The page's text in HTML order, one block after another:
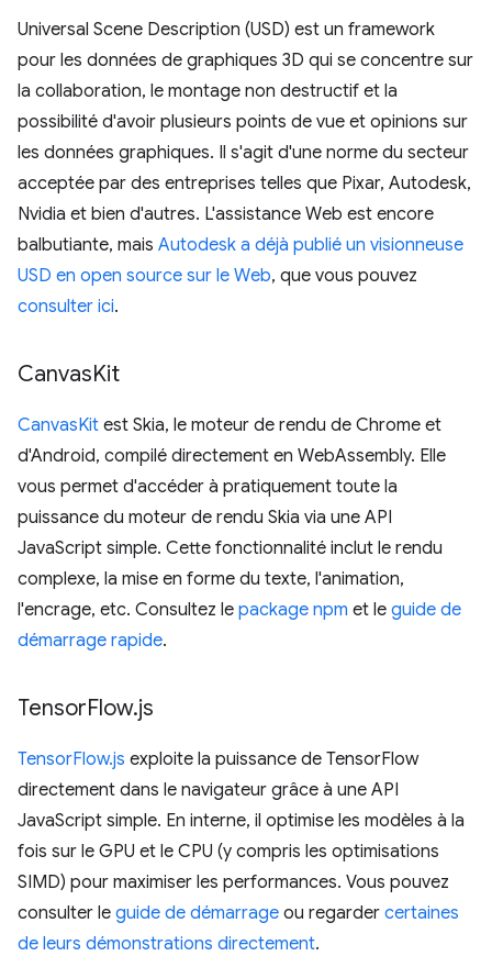
Universal Scene Description (USD) est un framework
pour les données de graphiques 3D qui se concentre sur
la collaboration, le montage non destructif et la
possibilité d'avoir plusieurs points de vue et opinions sur
les données graphiques. Il s'agit d'une norme du secteur
acceptée par des entreprises telles que Pixar, Autodesk,
Nvidia et bien d'autres. L'assistance Web est encore
balbutiante, mais Autodesk a déjà publié un visionneuse
USD en open source sur le Web, que vous pouvez
consulter ici.
CanvasKit
CanvasKit est Skia, le moteur de rendu de Chrome et
d'Android, compilé directement en WebAssembly. Elle
vous permet d'accéder à pratiquement toute la
puissance du moteur de rendu Skia via une API
JavaScript simple. Cette fonctionnalité inclut le rendu
complexe, la mise en forme du texte, l'animation,
l'encrage, etc. Consultez le package npm et le guide de
démarrage rapide.
TensorFlow.js
TensorFlow.js exploite la puissance de TensorFlow
directement dans le navigateur grâce à une API
JavaScript simple. En interne, il optimise les modèles à la
fois sur le GPU et le CPU (y compris les optimisations
SIMD) pour maximiser les performances. Vous pouvez
consulter le guide de démarrage ou regarder certaines
de leurs démonstrations directement.